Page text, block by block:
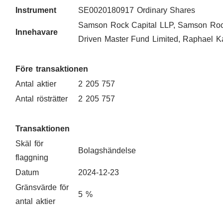
Instrument
SE0020180917 Ordinary Shares
Innehavare
Samson Rock Capital LLP, Samson
Driven Master Fund Limited, Raphael
Före transaktionen
Antal aktier
2 205 757
Antal rösträtter
2 205 757
Transaktionen
Skäl för
flaggning
Bolagshändelse
Datum
2024-12-23
Gränsvärde för
antal aktier
5 %